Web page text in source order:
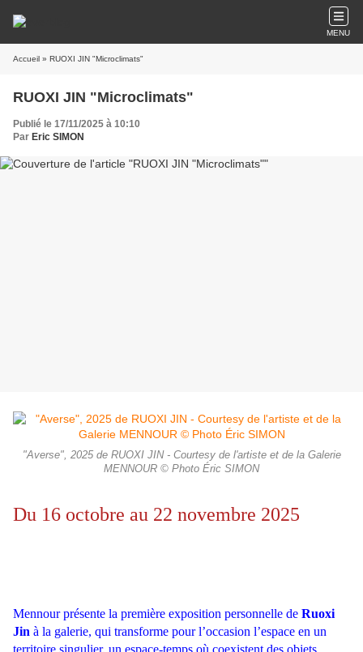
MENU
Accueil » RUOXI JIN "Microclimats"
RUOXI JIN "Microclimats"
Publié le 17/11/2025 à 10:10
Par Eric SIMON
"Averse", 2025 de RUOXI JIN - Courtesy de l'artiste et de la Galerie
MENNOUR © Photo Éric SIMON
Du 16 octobre au 22 novembre 2025
Mennour présente la première exposition personnelle de Ruoxi
Jin à la galerie, qui transforme pour l’occasion l’espace en un